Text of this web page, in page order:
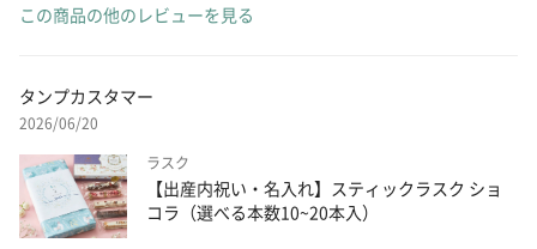
この商品の他のレビューを見る
タンプカスタマー
2026/06/20
ラスク
【出産内祝い・名入れ】スティックラスク ショ
コラ（選べる本数10~20本入）